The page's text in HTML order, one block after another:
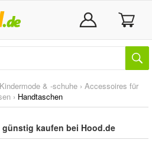
Kindermode & -schuhe › Accessoires für
› Handtaschen
kaufen bei Hood.de